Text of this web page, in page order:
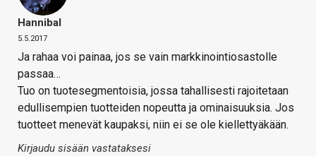
Hannibal
5.5.2017
Ja rahaa voi painaa, jos se vain markkinointiosastolle
passaa…
Tuo on tuotesegmentoisia, jossa tahallisesti rajoitetaan
edullisempien tuotteiden nopeutta ja ominaisuuksia. Jos
tuotteet menevät kaupaksi, niin ei se ole kiellettyäkään.
Kirjaudu sisään vastataksesi